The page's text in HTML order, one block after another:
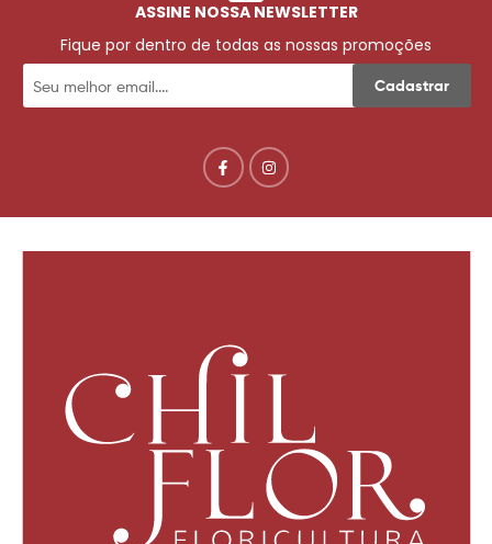
ASSINE NOSSA NEWSLETTER
Fique por dentro de todas as nossas promoções
Cadastrar